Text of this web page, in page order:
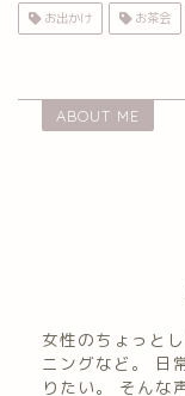
お出かけ お茶会
ABOUT ME
女性のちょっと
ニングなど。 日
りたい。 そんな